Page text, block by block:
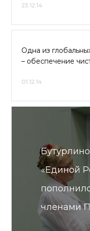
23.12.14
Одна из
– обеспечение
01.12.14
«Единой
членами